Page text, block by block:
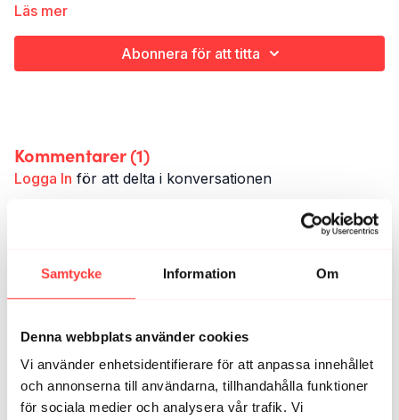
Samtycke Information Om
Denna webbplats använder cookies
Vi använder enhetsidentifierare för att anpassa innehållet
och annonserna till användarna, tillhandahålla funktioner
för sociala medier och analysera vår trafik. Vi
många gånger vi kan och vill. Ett perfekt turbopass de
Den här finisher'n är hämtad från och avslutar hantelpasset
Läs mer
Abonnera för att titta
Kommentarer (1)
Logga In för att delta i konversationen
och inte missa ett träningspass. Även bra för att
försiktigt träna upp kondisen utan att ta ut sig för
mycket.
Relaterade videor